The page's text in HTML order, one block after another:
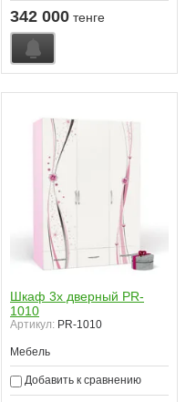
342 000 тенге
Шкаф 3х дверный PR-
1010
Артикул: PR-1010
Мебель
Добавить к сравнению